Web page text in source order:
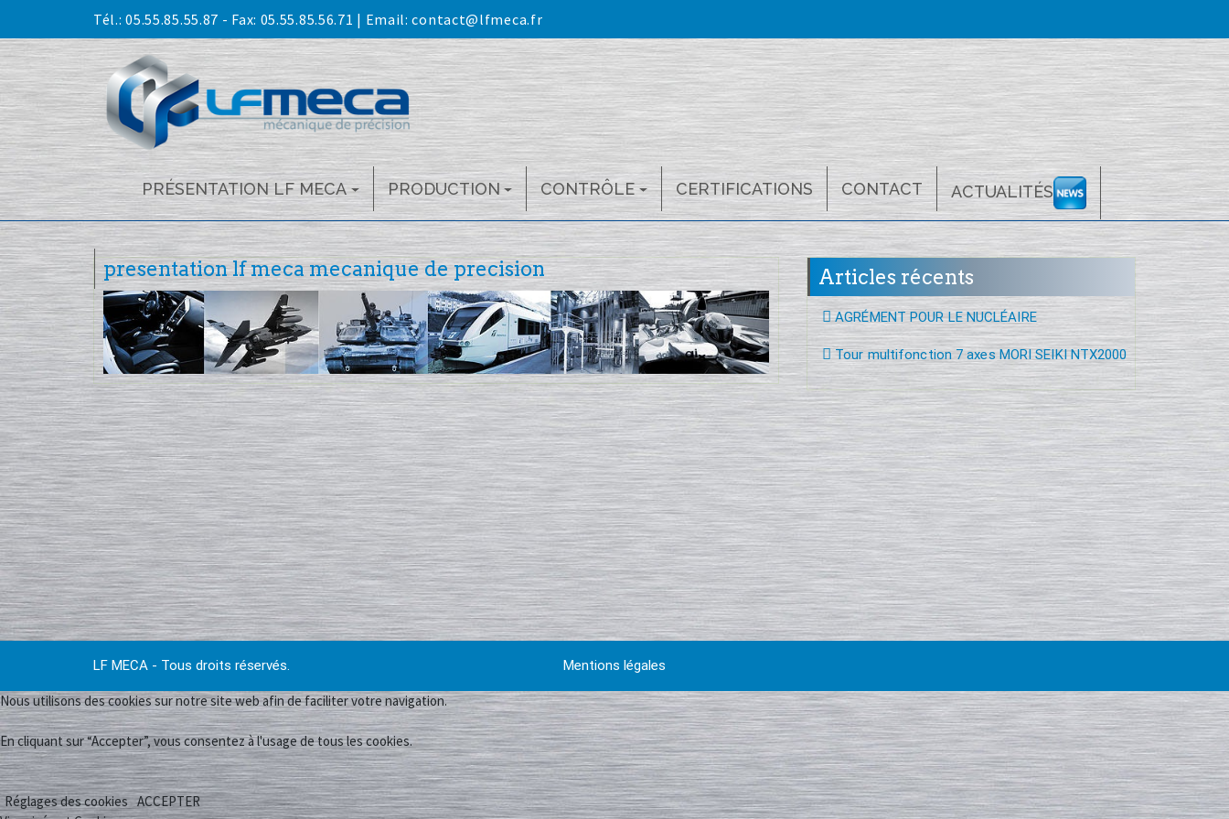
content
Tél.:05.55.85.55.87 - Fax: 05.55.85.56.71 | Email:contact@lfmeca.fr
PRÉSENTATION LF MECA PRODUCTION CONTRÔLE CERTIFICATIONS CONTACT ACTUALITÉS
presentation lf meca mecanique de precision Articles récents
AGRÉMENT POUR LE NUCLÉAIRE
Tour multifonction 7 axes MORI SEIKI NTX2000
LF MECA - Tous droits réservés. Mentions légales
Nous utilisons des cookies sur notre site web afin de faciliter votre navigation.
En cliquant sur “Accepter”, vous consentez à l'usage de tous les cookies.
Réglages des cookies ACCEPTER